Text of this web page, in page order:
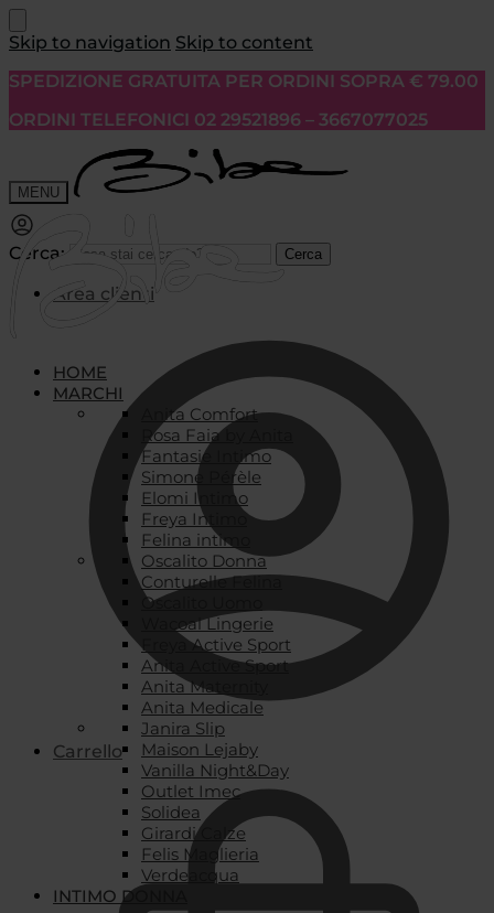
Skip to navigation Skip to content
SPEDIZIONE GRATUITA PER ORDINI SOPRA € 79.00
ORDINI TELEFONICI 02 29521896 – 3667077025
MENU
Cerca: Cerca
Area clienti
Carrello
HOME
MARCHI
Anita Comfort
Rosa Faia by Anita
Fantasie Intimo
Simone Pérèle
Elomi Intimo
Freya Intimo
Felina intimo
Oscalito Donna
Conturelle Felina
Oscalito Uomo
Wacoal Lingerie
Freya Active Sport
Anita Active Sport
Anita Maternity
Anita Medicale
Janira Slip
Maison Lejaby
Vanilla Night&Day
Outlet Imec
Solidea
Girardi Calze
Felis Maglieria
Verdeacqua
INTIMO DONNA